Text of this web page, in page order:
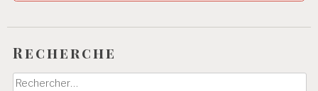
Recherche
Rechercher :